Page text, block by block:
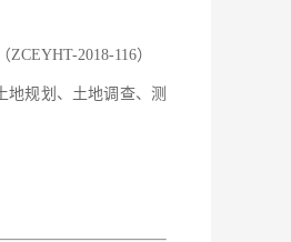
2018-116）
规划、土地调查、测